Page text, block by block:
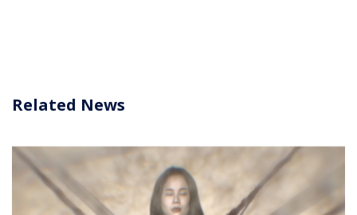
Related News